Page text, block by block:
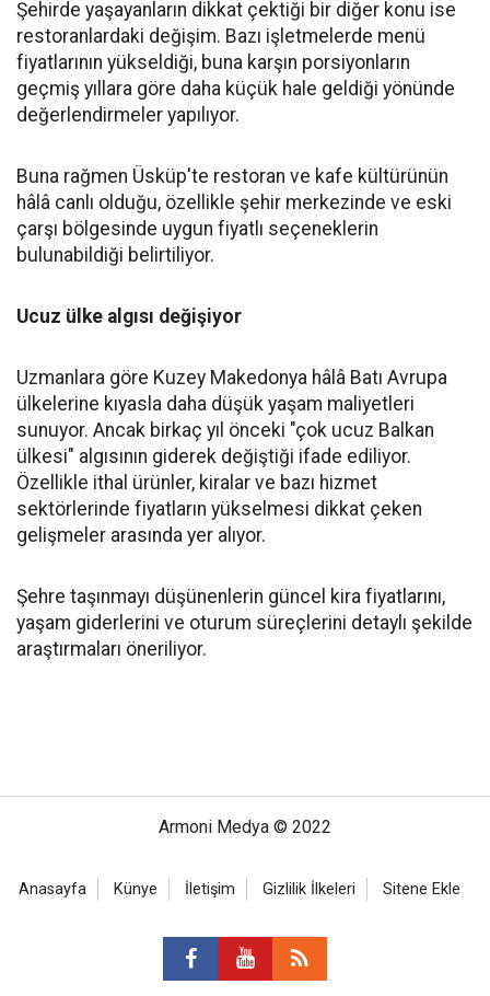
Şehirde yaşayanların dikkat çektiği bir diğer konu ise
restoranlardaki değişim. Bazı işletmelerde menü
fiyatlarının yükseldiği, buna karşın porsiyonların
geçmiş yıllara göre daha küçük hale geldiği yönünde
değerlendirmeler yapılıyor.
Buna rağmen Üsküp'te restoran ve kafe kültürünün
hâlâ canlı olduğu, özellikle şehir merkezinde ve eski
çarşı bölgesinde uygun fiyatlı seçeneklerin
bulunabildiği belirtiliyor.
Ucuz ülke algısı değişiyor
Uzmanlara göre Kuzey Makedonya hâlâ Batı Avrupa
ülkelerine kıyasla daha düşük yaşam maliyetleri
sunuyor. Ancak birkaç yıl önceki "çok ucuz Balkan
ülkesi" algısının giderek değiştiği ifade ediliyor.
Özellikle ithal ürünler, kiralar ve bazı hizmet
sektörlerinde fiyatların yükselmesi dikkat çeken
gelişmeler arasında yer alıyor.
Şehre taşınmayı düşünenlerin güncel kira fiyatlarını,
yaşam giderlerini ve oturum süreçlerini detaylı şekilde
araştırmaları öneriliyor.
Armoni Medya © 2022
Anasayfa Künye İletişim Gizlilik İlkeleri Sitene Ekle